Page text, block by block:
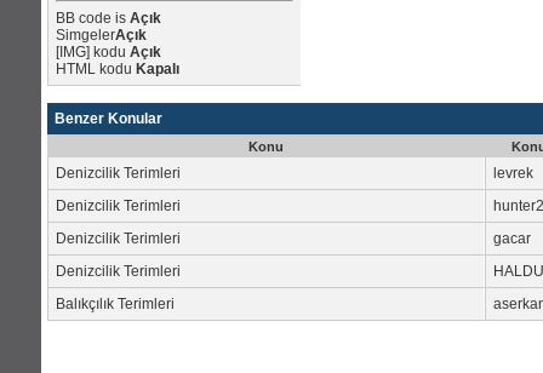
BB code is Açık
SimgelerAçık
[IMG] kodu Açık
HTML kodu Kapalı
Benzer Konular
Konu
Denizcilik Terimleri
levrek
Denizcilik Terimleri
Denizcilik Terimleri
gacar
Denizcilik Terimleri
Balıkçılık Terimleri